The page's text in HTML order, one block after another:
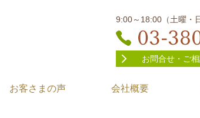
9:00～18:00（土曜・
03-
お問合せ・ご
お客さまの声 会社概要